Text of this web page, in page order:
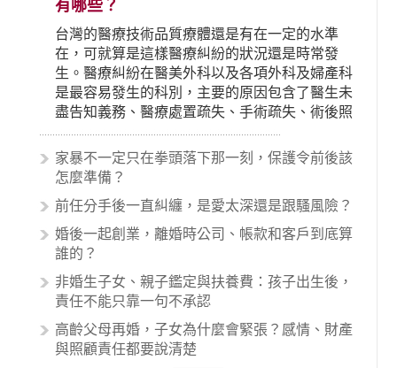
有哪些？
台灣的醫療技術品質療體還是有在一定的水準
在，可就算是這樣醫療糾紛的狀況還是時常發
生。醫療糾紛在醫美外科以及各項外科及婦產科
是最容易發生的科別，主要的原因包含了醫生未
盡告知義務、醫療處置疏失、手術疏失、術後照
顧失當、醫療費用的收取。雖然醫學進步，但醫
生與病患之間引起的糾紛還是經常發生。很多案
例中最後都走向訴訟流程，我們如果不幸遇到相
的內容其實非常多，有些案例…
家暴不一定只在拳頭落下那一刻，保護令前後該
怎麼準備？
前任分手後一直糾纏，是愛太深還是跟騷風險？
婚後一起創業，離婚時公司、帳款和客戶到底算
誰的？
非婚生子女、親子鑑定與扶養費：孩子出生後，
責任不能只靠一句不承認
高齡父母再婚，子女為什麼會緊張？感情、財產
與照顧責任都要說清楚